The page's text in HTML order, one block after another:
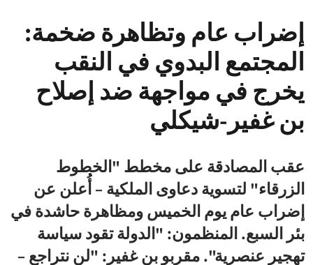
إضراب عام وتظاهرة ضخمة:
المجتمع البدوي في النقب
يخرج في مواجهة ضد إصلاح
بن غفير-شيكلي
عقب المصادقة على مخطط "الخطوط
الزرقاء" لتسوية دعاوى الملكية – أُعلن عن
إضراب عام يوم الخميس ومظاهرة حاشدة في
بئر السبع. المنظمون: "الدولة تقود سياسة
تهجير عنصرية". مقربو بن غفير: "لن نتراجع –